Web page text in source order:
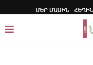
ՄԵՐ ՄԱՍԻՆ